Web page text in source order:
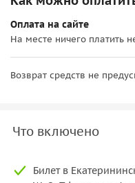
Оплата на сайте
На месте ничего платить
Возврат средств не
Что включено
Билет в